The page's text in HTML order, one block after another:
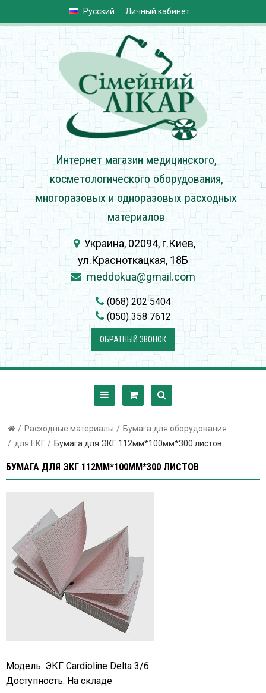
Русский Личный кабинет
Интернет магазин медицинского,
косметологического оборудования,
многоразовых и одноразовых расходных
материалов
Украина, 02094, г.Киев,
ул.Красноткацкая, 18Б
meddokua@gmail.com
(068) 202 5404
(050) 358 7612
ОБРАТНЫЙ ЗВОНОК
Расходные материалы
Бумага для оборудования
для ЕКГ
Бумага для ЭКГ 112мм*100мм*300 листов
БУМАГА ДЛЯ ЭКГ 112ММ*100ММ*300 ЛИСТОВ
Модель: ЭКГ Cardioline Delta 3/6
Доступность: На складе